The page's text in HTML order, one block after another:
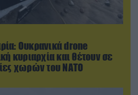
Ουκρανικά drone
κυριαρχία και θέτουν σε
χωρών του ΝΑΤΟ